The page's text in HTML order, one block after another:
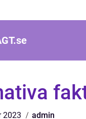
se
2023 admin